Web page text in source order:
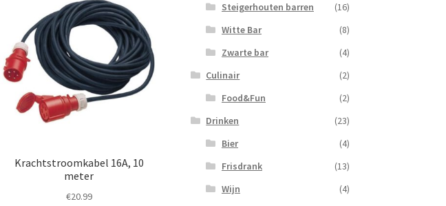
Krachtstroomkabel 16A, 10
meter
€20.99
Steigerhouten barren
(16)
Witte Bar
(8)
Zwarte bar
(4)
Culinair
(2)
Food&Fun
(2)
Drinken
(23)
Bier
(4)
Frisdrank
(13)
Wijn
(4)